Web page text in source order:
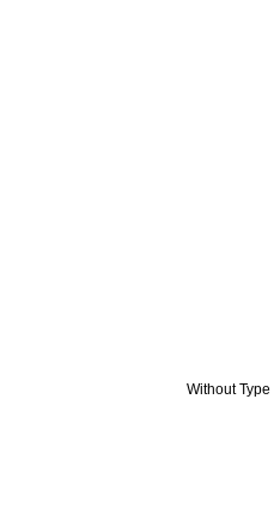
Without Type